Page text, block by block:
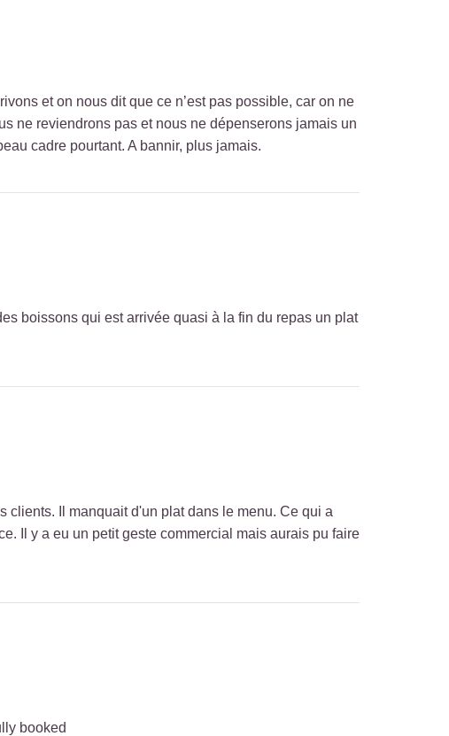
et on nous dit que ce n’est pas possible, car on ne
ne reviendrons pas et nous ne dépenserons jamais un
cadre pourtant. A bannir, plus jamais.
boissons qui est arrivée quasi à la fin du repas un plat
clients. Il manquait d'un plat dans le menu. Ce qui a
Il y a eu un petit geste commercial mais aurais pu faire
booked